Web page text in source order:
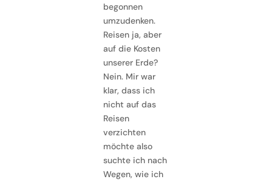
begonnen
umzudenken.
Reisen ja, aber
auf die Kosten
unserer Erde?
Nein. Mir war
klar, dass ich
nicht auf das
Reisen
verzichten
möchte also
suchte ich nach
Wegen, wie ich